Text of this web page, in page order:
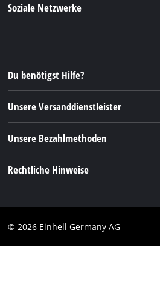
Nachhaltigkeit
FAQs
Rücksendungen / Widerruf
Verpackungsrichtlinien
Hinweise zur Batterieentsorgung
Vertrag widerrufen
Soziale Netzwerke
Instagram
TikTok
Pinterest
Linkedin
Du benötigst Hilfe?
Unsere Versanddienstleister
Unsere Bezahlmethoden
Rechtliche Hinweise
Impressum
© 2026 Einhell Germany AG